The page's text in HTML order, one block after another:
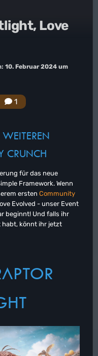
Love
10. Februar 2024 um
1
CRUNCH
für das neue
Framework. Wenn
ersten Community
Evolved - unser Event
beginnt! Und falls ihr
habt, könnt ihr jetzt